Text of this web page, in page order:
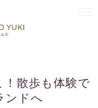
散歩も体験で
ンドへ